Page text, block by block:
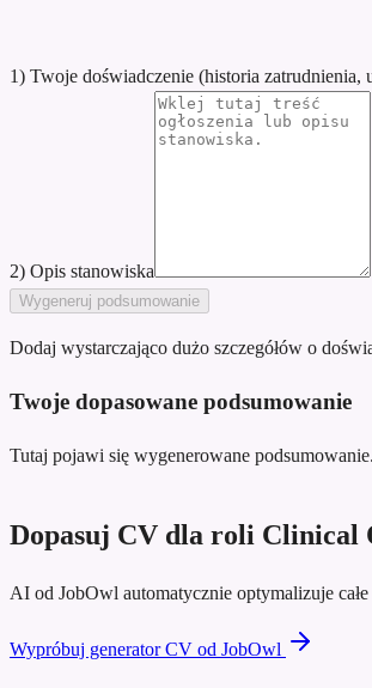
1) Twoje doświadczenie (historia zatrudnienia,
2) Opis stanowiska
Wygeneruj podsumowanie
Dodaj wystarczająco dużo szczegółów o
Twoje dopasowane podsumowanie
Tutaj pojawi się wygenerowane podsumowanie.
Dopasuj CV dla roli Clinical
AI od JobOwl automatycznie optymalizuje
Wypróbuj generator CV od JobOwl